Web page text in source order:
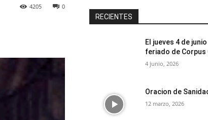
0
4205
RECIENTES
El jueves 4 de
feriado de Corpus
4 junio, 2026
Oracion de
12 marzo, 2026